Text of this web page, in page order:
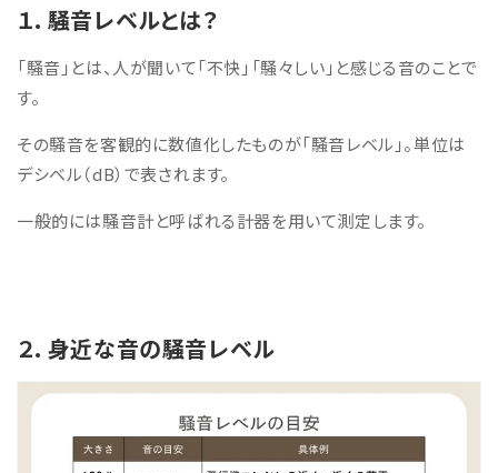
２. 身近な音の騒音レベル
2-3. 100デシベル（db）の音の大きさ
2-4. 90デシベル（db）の音の大きさ
2-5. 80デシベル（db）の音の大きさ
2-8. 50デシベル（db）の音の大きさ
2-9. 40デシベル（db）の音の大きさ
2-10. 30デシベル（db）の音の大きさ
2-11. 20デシベル（db）の音の大きさ
１. 騒音レベルとは？
「騒音」とは、人が聞いて「不快」「騒々しい」と感じる音のことで
す。
その騒音を客観的に数値化したものが「騒音レベル」。単位は
デシベル（dB）で表されます。
一般的には騒音計と呼ばれる計器を用いて測定します。
２. 身近な音の騒音レベル